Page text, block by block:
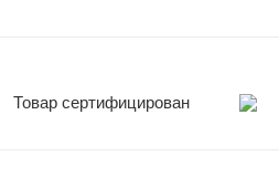
Товар сертифицирован